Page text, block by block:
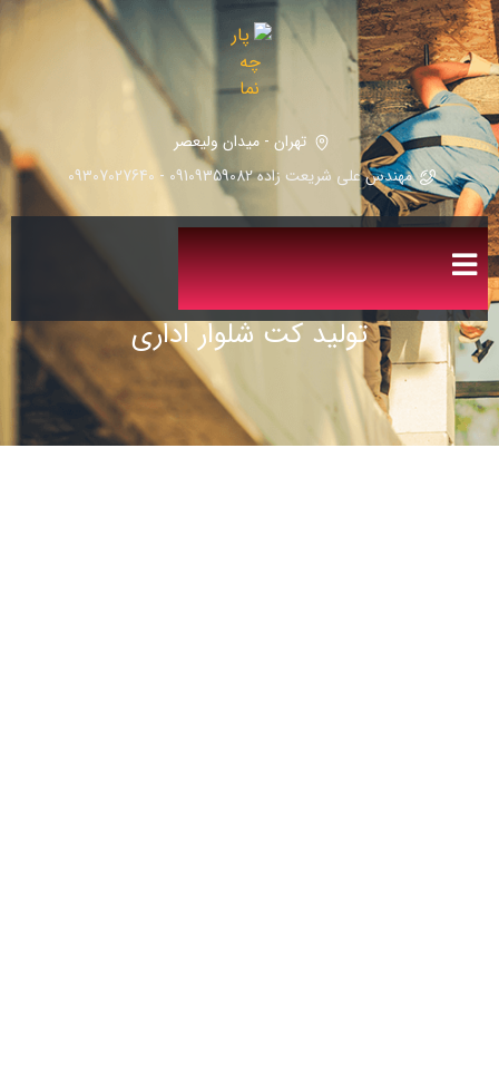
تهران - میدان ولیعصر
مهندس علی شریعت زاده 09109359082 - 09307027640
تولید کت شلوار اداری